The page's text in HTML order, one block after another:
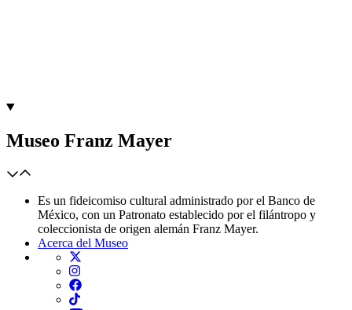
Museo Franz Mayer
Es un fideicomiso cultural administrado por el Banco de
México, con un Patronato establecido por el filántropo y
coleccionista de origen alemán Franz Mayer.
Acerca del Museo